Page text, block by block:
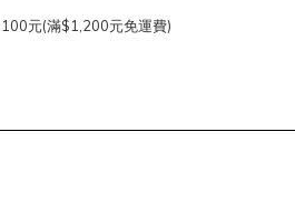
100元(滿$1,200元免運費)